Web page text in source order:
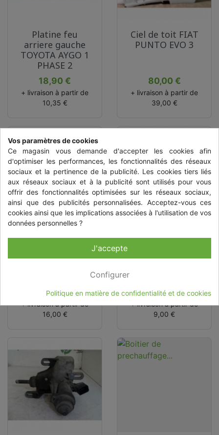
Platine feu
arriere gauche
TOYOTA AYGO 1
PHASE 2
Prix
18,90 €
+ livraison à partir de
10,35 €
Ciel de toit FIAT
PUNTO EVO 3
Prix
80,00 €
+ livraison à partir de
39,00 €
Console central
plastique)
Prix
60,00 €
+ livraison à partir de
16,00 €
Commande de
de phare
Prix
18,00 €
+ livraison à partir de
9,00 €
Vos paramètres de cookies
Ce magasin vous demande d'accepter les cookies afin
d'optimiser les performances, les fonctionnalités des réseaux
sociaux et la pertinence de la publicité. Les cookies tiers liés
aux réseaux sociaux et à la publicité sont utilisés pour vous
offrir des fonctionnalités optimisées sur les réseaux sociaux,
ainsi que des publicités personnalisées. Acceptez-vous ces
cookies ainsi que les implications associées à l'utilisation de vos
données personnelles ?
J'accepte
Configurer
Politique en matière de confidentialité et de cookies